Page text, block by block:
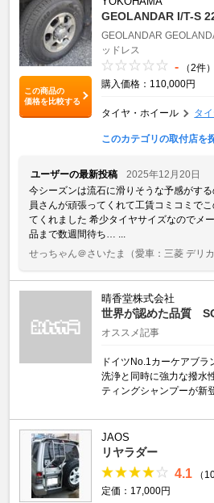
この商品の
価格を比較する
GEOLANDAR I/T-S
GEOLANDAR
ッドレス
-
（2件）
購入価格：110,000円
タイヤ・ホイール タ
このカテゴリの取付店を
ユーザーの最新投稿
2025年12月20日
今シーズンは流石に滑りそうな予感がす
員さんが頑張ってくれて工賃コミコミで
てくれました 希少タイヤサイズなのでメ
品まで数週間待ち… ...
せっちゃん＠さいたま
（愛車：三菱 デリ
晴香堂株式会社
世界が認めた品質
オススメ記事
ドイツNo.1カーケアブラ
洗浄と同時に強力な撥水
ティングシャンプーが新
JAOS
リヤラダー
4.1
（
定価：17,000円